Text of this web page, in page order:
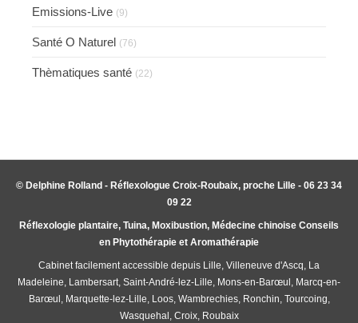
Emissions-Live (9)
Santé O Naturel (76)
Thèmatiques santé (22)
© Delphine Rolland - Réflexologue Croix-Roubaix, proche Lille - 06 23 34
09 22
Réflexologie plantaire, Tuina, Moxibustion, Médecine chinoise Conseils
en Phytothérapie et Aromathérapie
Cabinet facilement accessible depuis Lille, Villeneuve d'Ascq, La
Madeleine, Lambersart, Saint-André-lez-Lille, Mons-en-Barœul, Marcq-en-
Barœul, Marquette-lez-Lille, Loos, Wambrechies, Ronchin, Tourcoing,
Wasquehal, Croix, Roubaix